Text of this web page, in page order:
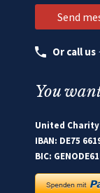
Or call us
You
United
IBAN: DE75
BIC: